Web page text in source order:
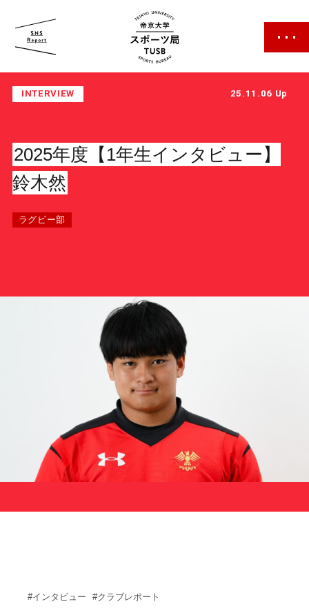
帝京大学 スポーツ局
スポーツ局について
クラブ紹介
サポーターの会カレンダー
サポート情報
お問い合わせ
プライバシーポリシー
INTERVIEW 25.11.06 Up
2025年度【1年生インタビュー】
鈴木然
ラグビー部
#インタビュー #クラブレポート